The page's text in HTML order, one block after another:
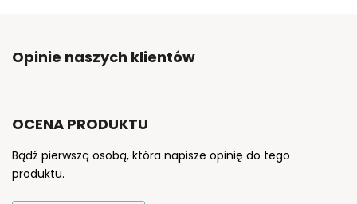
Opinie naszych klientów
OCENA PRODUKTU
Bądź pierwszą osobą, która napisze opinię do tego
produktu.